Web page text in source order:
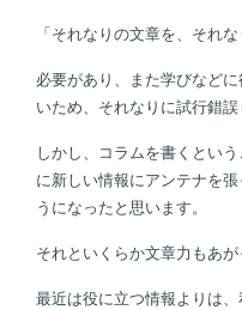
「それなりの文章を、それ
必要があり、また学びなど
いため、それなりに試行錯誤
しかし、コラムを書くとい
に新しい情報にアンテナを
うになったと思います。
それといくらか文章力もあ
最近は役に立つ情報よりは